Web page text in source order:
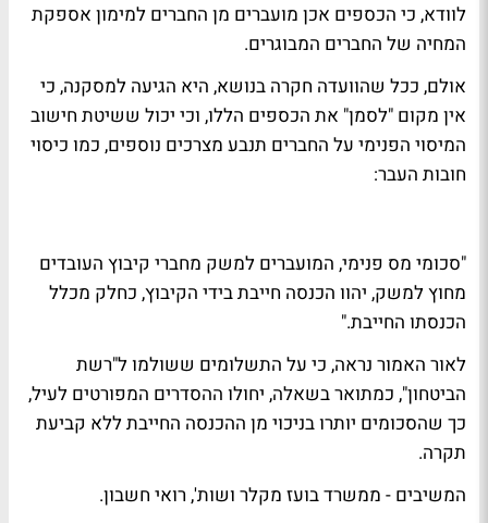
לוודא, כי הכספים אכן מועברים מן החברים למימון אספקת
המחיה של החברים המבוגרים.
אולם, ככל שהוועדה חקרה בנושא, היא הגיעה למסקנה, כי
אין מקום "לסמן" את הכספים הללו, וכי יכול ששיטת חישוב
המיסוי הפנימי על החברים תנבע מצרכים נוספים, כמו כיסוי
חובות העבר:
"סכומי מס פנימי, המועברים למשק מחברי קיבוץ העובדים
מחוץ למשק, יהוו הכנסה חייבת בידי הקיבוץ, כחלק מכלל
הכנסתו החייבת."
לאור האמור נראה, כי על התשלומים ששולמו ל"רשת
הביטחון", כמתואר בשאלה, יחולו ההסדרים המפורטים לעיל,
כך שהסכומים יותרו בניכוי מן ההכנסה החייבת ללא קביעת
תקרה.
המשיבים - ממשרד בועז מקלר ושות', רואי חשבון.